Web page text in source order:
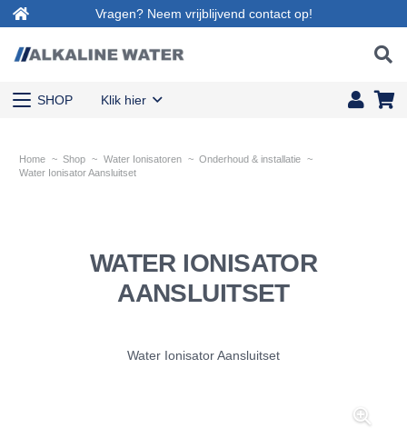
Vragen? Neem vrijblijvend contact op!
SHOP Klik hier
Home ~ Shop ~ Water Ionisatoren ~ Onderhoud & installatie ~
Water Ionisator Aansluitset
WATER IONISATOR
AANSLUITSET
Water Ionisator Aansluitset